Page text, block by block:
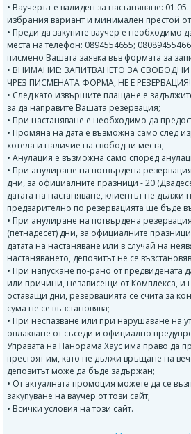
• Ваучерът е валиден за настаняване:
избрания вариант и минимален престой
• Преди да закупите ваучер е необходимо
места на телефон: 0894554655;
писмено Вашата заявка във формата за
• ВНИМАНИЕ: ЗАПИТВАНЕТО ЗА
ЧРЕЗ ПИСМЕНАТА ФОРМА, НЕ Е РЕЗЕРВАЦИЯ!
• След като извършите плащане е
за да направите Вашата резервация;
• При настаняване е необходимо да
• Промяна на дата е възможна само след
хотела и наличие на свободни места;
• Анулация е възможна само според
• При анулиране на потвърдена
дни, за официалните празници - 20
датата на настаняване, клиентът не дължи
предварително по резервацията ще бъде
• При анулиране на потвърдена
(петнадесет) дни, за официалните
датата на настаняване или в случай на
настаняването, депозитът не се
• При напускане по-рано от предвидената
или причини, независещи от Комплекса, и
оставащи дни, резервацията се счита за
сума не се възстановява;
• При неспазване или при нарушаване на
оплакване от съседи и официално
Управата на Панорама Хаус има право да
престоят им, като не дължи връщане на
депозитът може да бъде задържан;
• От актуалната промоция можете да се
закупуване на ваучер от този сайт;
• Всички условия на този сайт.